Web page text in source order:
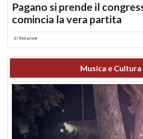
Pagano si prende il
comincia la vera partita
di Redazione
Musica e Cultura